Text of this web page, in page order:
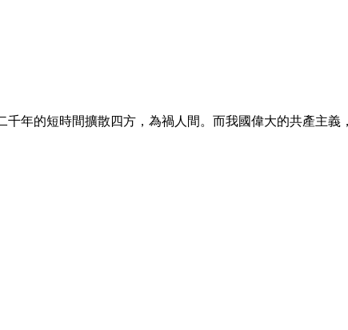
年的短時間擴散四方，為禍人間。而我國偉大的共產主